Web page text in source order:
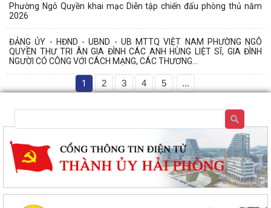
Phường Ngô Quyền khai mạc Diễn tập chiến đấu phòng thủ năm
2026
ĐẢNG ỦY - HĐND - UBND - UB MTTQ VIỆT NAM PHƯỜNG NGÔ
QUYỀN THƯ TRI ÂN GIA ĐÌNH CÁC ANH HÙNG LIỆT SĨ, GIA ĐÌNH
NGƯỜI CÓ CÔNG VỚI CÁCH MẠNG, CÁC THƯƠNG...
1 2 3 4 5 ...